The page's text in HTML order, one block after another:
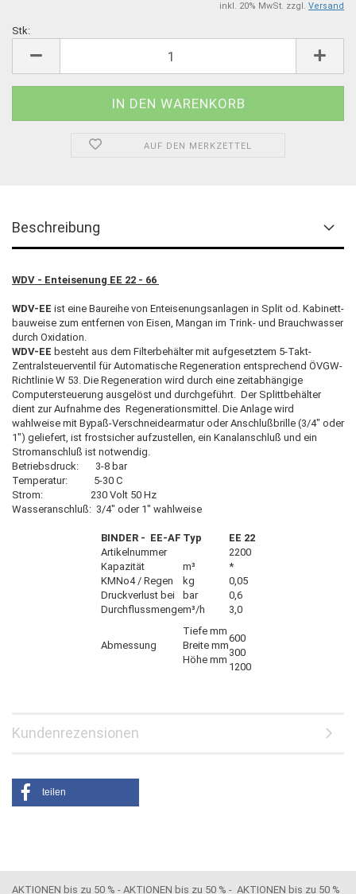
inkl. 20% MwSt. zzgl. Versand
Stk:
AUF DEN MERKZETTEL
Beschreibung
WDV - Enteisenung EE 22 - 66
WDV-EE ist eine Baureihe von Enteisenungsanlagen in Split od. Kabinett-
bauweise zum entfernen von Eisen, Mangan im Trink- und Brauchwasser
durch Oxidation.
WDV-EE besteht aus dem Filterbehälter mit aufgesetztem 5-Takt-
Zentralsteuerventil für Automatische Regeneration entsprechend ÖVGW-
Richtlinie W 53. Die Regeneration wird durch eine zeitabhängige
Computersteuerung ausgelöst und durchgeführt. Der Splittbehälter
dient zur Aufnahme des Regenerationsmittel. Die Anlage wird
wahlweise mit Bypaß-Verschneidearmatur oder Anschlußbrille (3/4" oder
1") geliefert, ist frostsicher aufzustellen, ein Kanalanschluß und ein
Stromanschluß ist notwendig.
Betriebsdruck: 3-8 bar
Temperatur: 5-30 C
Strom: 230 Volt 50 Hz
Wasseranschluß: 3/4" oder 1" wahlweise
BINDER - EE-AF Typ
EE 22
Artikelnummer
2200
Kapazität
m³
*
KMNo4 / Regen
kg
0,05
Druckverlust bei
Durchflussmenge
bar
m³/h
0,6
3,0
Abmessung
Tiefe mm
Breite mm
Höhe mm
600
300
1200
Kundenrezensionen
teilen
AKTIONEN bis zu 50 % - AKTIONEN bis zu 50 % - AKTIONEN bis zu 50 %